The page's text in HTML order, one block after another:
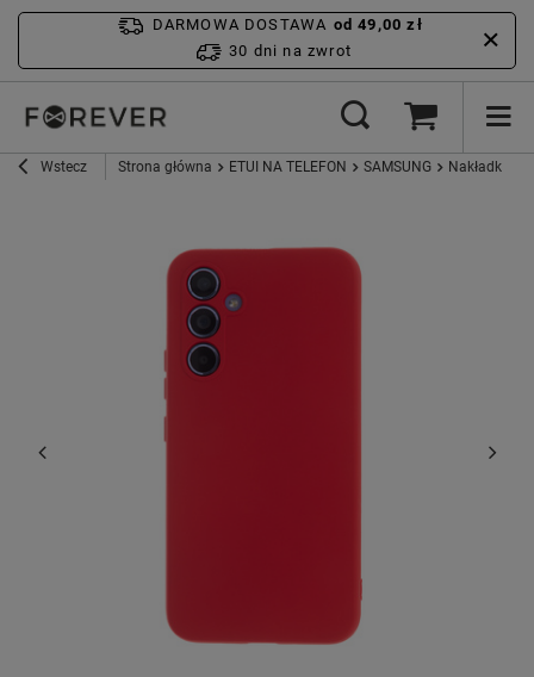
DARMOWA DOSTAWA od 49,00 zł
30 dni na zwrot
Wstecz Strona główna ETUI NA TELEFON SAMSUNG Nakładka